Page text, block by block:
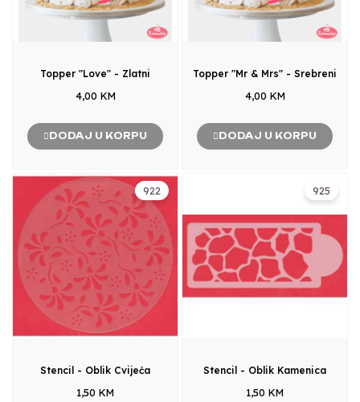
Topper "Love" - Zlatni
4,00 KM
DODAJ U KORPU
Topper "Mr & Mrs" - Srebreni
4,00 KM
DODAJ U KORPU
922
Stencil - Oblik Cvijeća
1,50 KM
925
Stencil - Oblik Kamenica
1,50 KM